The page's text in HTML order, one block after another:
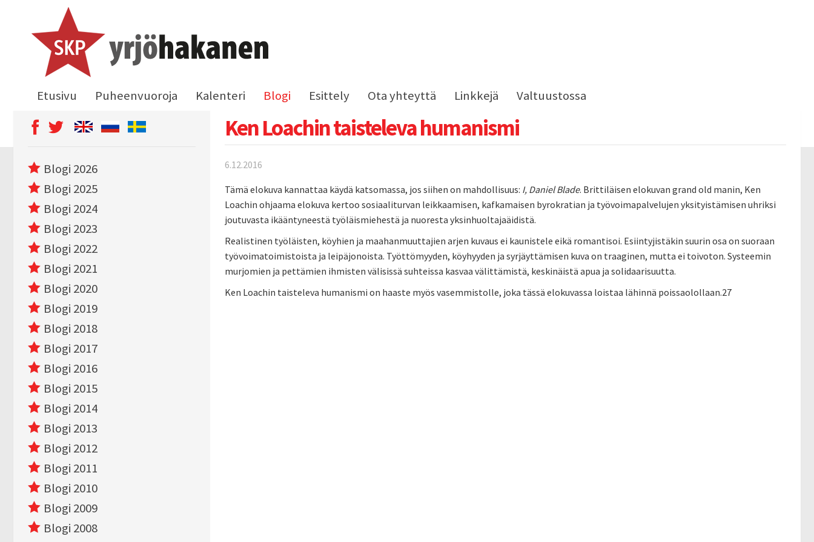
Etusivu Puheenvuoroja Kalenteri Blogi Esittely Ota yhteyttä Linkkejä Valtuustossa
Ken Loachin taisteleva humanismi
6.12.2016
Tämä elokuva kannattaa käydä katsomassa, jos siihen on mahdollisuus: I, Daniel Blade. Brittiläisen elokuvan grand old manin, Ken
Loachin ohjaama elokuva kertoo sosiaaliturvan leikkaamisen, kafkamaisen byrokratian ja työvoimapalvelujen yksityistämisen uhriksi
joutuvasta ikääntyneestä työläismiehestä ja nuoresta yksinhuoltajaäidistä.
Realistinen työläisten, köyhien ja maahanmuuttajien arjen kuvaus ei kaunistele eikä romantisoi. Esiintyjistäkin suurin osa on suoraan
työvoimatoimistoista ja leipäjonoista. Työttömyyden, köyhyyden ja syrjäyttämisen kuva on traaginen, mutta ei toivoton. Systeemin
murjomien ja pettämien ihmisten välisissä suhteissa kasvaa välittämistä, keskinäistä apua ja solidaarisuutta.
Ken Loachin taisteleva humanismi on haaste myös vasemmistolle, joka tässä elokuvassa loistaa lähinnä poissaolollaan.27
Blogi 2026
Blogi 2025
Blogi 2024
Blogi 2023
Blogi 2022
Blogi 2021
Blogi 2020
Blogi 2019
Blogi 2018
Blogi 2017
Blogi 2016
Blogi 2015
Blogi 2014
Blogi 2013
Blogi 2012
Blogi 2011
Blogi 2010
Blogi 2009
Blogi 2008